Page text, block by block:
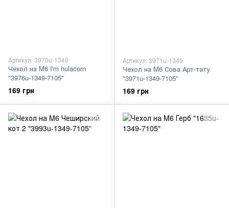
Артикул: 3976u-1349
Чехол на M6 I'm hulacorn
"3976u-1349-7105"
169 грн
Артикул: 3971u-1349
Чехол на M6 Сова Арт-тату
"3971u-1349-7105"
169 грн